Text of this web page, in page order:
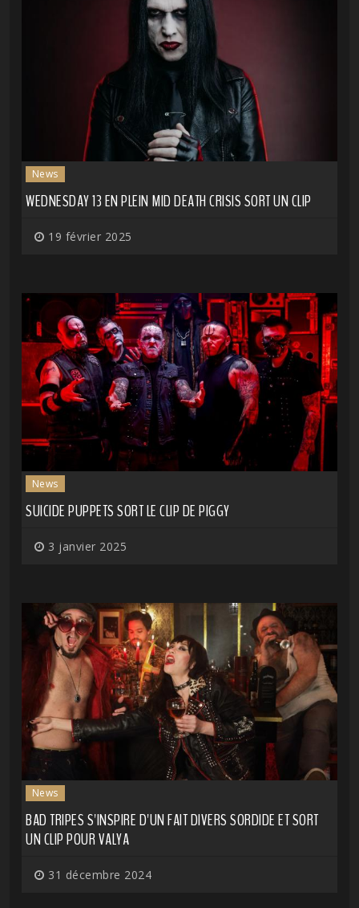
News
WEDNESDAY 13 EN PLEIN MID DEATH CRISIS SORT UN CLIP
19 février 2025
News
SUICIDE PUPPETS SORT LE CLIP DE PIGGY
3 janvier 2025
News
BAD TRIPES S'INSPIRE D'UN FAIT DIVERS SORDIDE ET SORT
UN CLIP POUR VALYA
31 décembre 2024